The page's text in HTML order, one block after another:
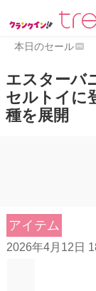
本日のセール PR
エスターバ
セルトイに
種を展開
アイテム
2026年4月12日